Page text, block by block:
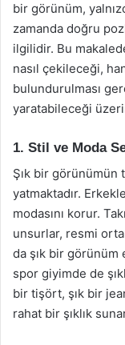
bir görünüm,
zamanda doğru
ilgilidir. Bu
nasıl çekileceği,
bulundurulması
yaratabileceği
1. Stil ve Moda
Şık bir görünümün
yatmaktadır.
modasını korur.
unsurlar, resmi
da şık bir görünüm
spor giyimde de
bir tişört, şık bir
rahat bir şıklık